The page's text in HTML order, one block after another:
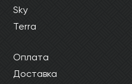
Sky
Terra
Оплата
Доставка